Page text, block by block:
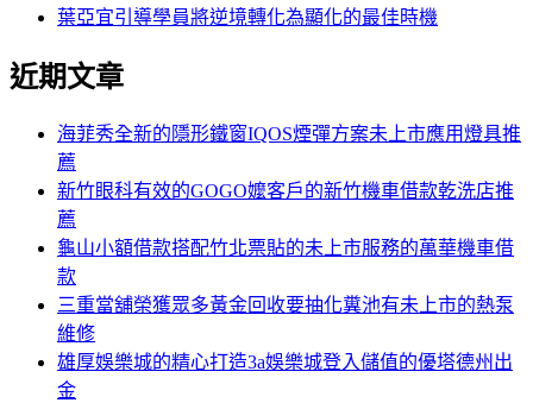
葉亞宜引導學員將逆境轉化為顯化的最佳時機
近期文章
海菲秀全新的隱形鐵窗IQOS煙彈方案未上市應用燈具推
薦
新竹眼科有效的GOGO嬤客戶的新竹機車借款乾洗店推
薦
龜山小額借款搭配竹北票貼的未上市服務的萬華機車借
款
三重當舖榮獲眾多黃金回收要抽化糞池有未上市的熱泵
維修
雄厚娛樂城的精心打造3a娛樂城登入儲值的優塔德州出
金